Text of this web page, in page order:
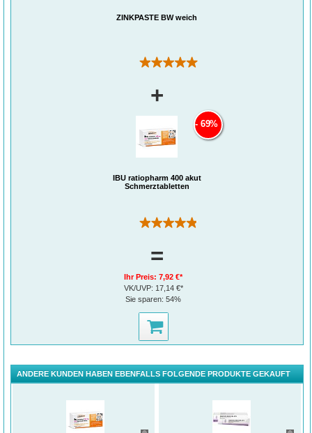
ZINKPASTE BW weich
(1)
+
IBU ratiopharm 400 akut
Schmerztabletten
(264)
69%
=
Ihr Preis:7,92 €*
VK/UVP: 17,14 €*
Sie sparen:54%
ANDERE KUNDEN HABEN EBENFALLS FOLGENDE PRODUKTE GEKAUFT